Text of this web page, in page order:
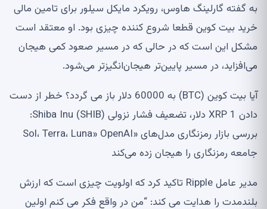
به گفته گارلینگ هاوس، رویکرد مایکل سیلور برای تامین مالی
خرید بیت کوین قطعا شروع کننده چیزی بود. او معتقد است
مشکل این است که در حالی که در مسیر صعود کمی هیجان
می‌افزاید، در مسیر پایین‌تر هیجان‌انگیزتر می‌شود.
آیا بیت کوین (BTC) به 60000 دلار باز می گردد؟ خطر از دست
دادن XRP 1 دلار، تضعیف فشار نزولی Shiba Inu (SHIB):
بررسی بازار رمزنگاری مدل‌های «Sol، Terra، Luna» OpenAI
جامعه رمزنگاری را هیجان زده می‌کند
مدیر عامل Ripple تاکید کرد که اولویت چیزی است که ارزش
بلندمدت را هدایت می کند: “من در واقع فکر می کنم اولین